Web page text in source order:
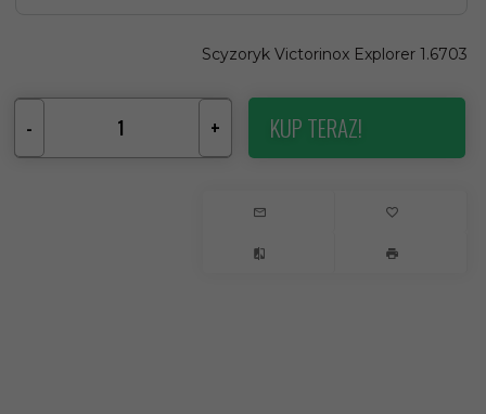
Scyzoryk Victorinox Explorer 1.6703
- + KUP TERAZ!